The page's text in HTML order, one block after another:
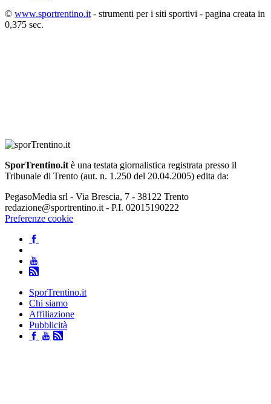
© www.sportrentino.it - strumenti per i siti sportivi - pagina creata in
0,375 sec.
SporTrentino.it è una testata giornalistica registrata presso il
Tribunale di Trento (aut. n. 1.250 del 20.04.2005) edita da:
PegasoMedia srl - Via Brescia, 7 - 38122 Trento
redazione@sportrentino.it - P.I. 02015190222
Preferenze cookie
SporTrentino.it
Chi siamo
Affiliazione
Pubblicità